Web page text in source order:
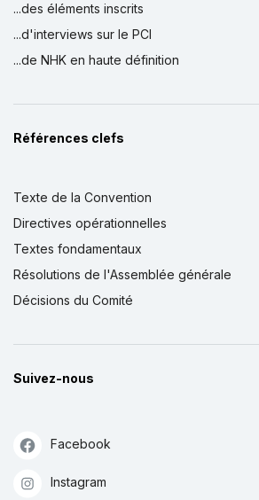
...des éléments inscrits
...d'interviews sur le PCI
...de NHK en haute définition
Références clefs
Texte de la Convention
Directives opérationnelles
Textes fondamentaux
Résolutions de l'Assemblée générale
Décisions du Comité
Suivez-nous
Facebook
Instagram